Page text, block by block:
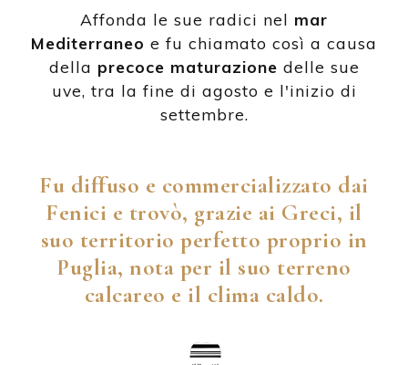
Affonda le sue radici nel mar
Mediterraneo e fu chiamato così a causa
della precoce maturazione delle sue
uve, tra la fine di agosto e l'inizio di
settembre.
Fu diffuso e commercializzato dai
Fenici e trovò, grazie ai Greci, il
suo territorio perfetto proprio in
Puglia, nota per il suo terreno
calcareo e il clima caldo.